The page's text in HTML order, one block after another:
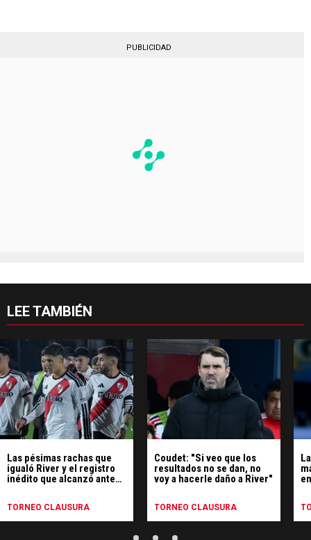
PUBLICIDAD
LEE TAMBIÉN
Las pésimas rachas que
igualó River y el registro
inédito que alcanzó ante
TORNEO CLAUSURA
Coudet: "Si veo que los
resultados no se dan, no
voy a hacerle daño a River"
TORNEO CLAUSURA